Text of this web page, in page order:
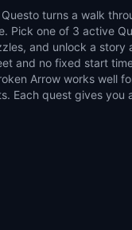
Questo turns a walk
Pick one of 3 active
and unlock a
and no fixed start
Arrow works well
Each quest gives you
make the city feel
squares, local stories,
It suits couples,
flexible outdoor
you want, and